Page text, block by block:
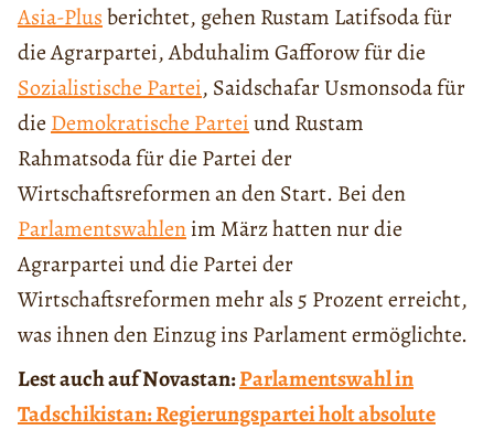
Asia-Plusberichtet, gehen Rustam Latifsoda für
die Agrarpartei, Abduhalim Gafforow für die
Sozialistische Partei, Saidschafar Usmonsoda für
die Demokratische Parteiund Rustam
Rahmatsoda für die Partei der
Wirtschaftsreformen an den Start. Bei den
Parlamentswahlenim März hatten nur die
Agrarpartei und die Partei der
Wirtschaftsreformen mehr als 5 Prozent erreicht,
was ihnen den Einzug ins Parlament ermöglichte.
Lest auch auf Novastan:Parlamentswahl in
Tadschikistan: Regierungspartei holt absolute